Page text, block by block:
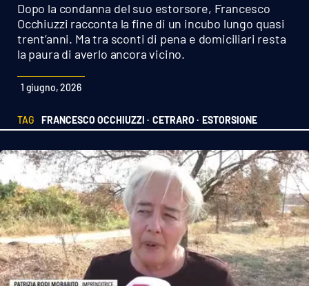
Sport
Cultura
Podcast
Meteo
Editoriali
VIDEO
Ambiente
Cronaca
Dopo la condanna del suo estorsore, Francesco
Occhiuzzi racconta la fine di un incubo lungo quasi
trent’anni. Ma tra sconti di pena e domiciliari resta
la paura di averlo ancora vicino.
1 giugno, 2026
TAG FRANCESCO OCCHIUZZI · CETRARO · ESTORSIONE